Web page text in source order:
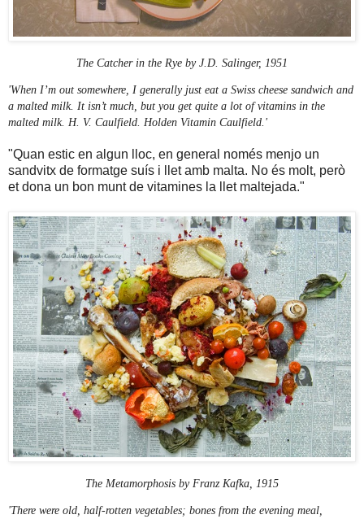
The Catcher in the Rye by J.D. Salinger, 1951
'When I’m out somewhere, I generally just eat a Swiss cheese sandwich and
a malted milk. It isn’t much, but you get quite a lot of vitamins in the
malted milk. H. V. Caulfield. Holden Vitamin Caulfield.'
"Quan estic en algun lloc, en general només menjo un
sandvitx de formatge suís i llet amb malta. No és molt, però
et dona un bon munt de vitamines la llet maltejada."
The Metamorphosis by Franz Kafka, 1915
'There were old, half-rotten vegetables; bones from the evening meal,